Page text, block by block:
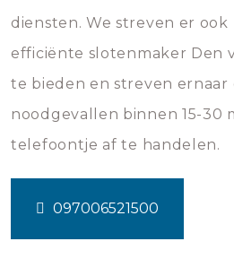
diensten. We streven er ook
efficiënte slotenmaker Den
te bieden en streven ernaar
noodgevallen binnen 15-30
telefoontje af te handelen.
097006521500